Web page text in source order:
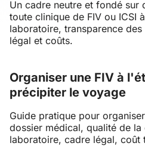
Un cadre neutre et fondé sur
toute clinique de FIV ou ICSI
laboratoire, transparence
légal et coûts.
Organiser une FIV à
précipiter le voyage
Guide pratique pour
dossier médical, qualité de la
laboratoire, cadre légal, coût